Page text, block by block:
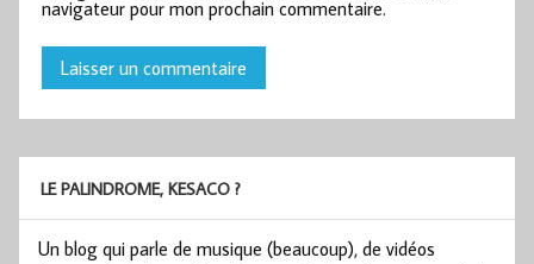
navigateur pour mon prochain commentaire.
LE PALINDROME, KESACO ?
Un blog qui parle de musique (beaucoup), de vidéos